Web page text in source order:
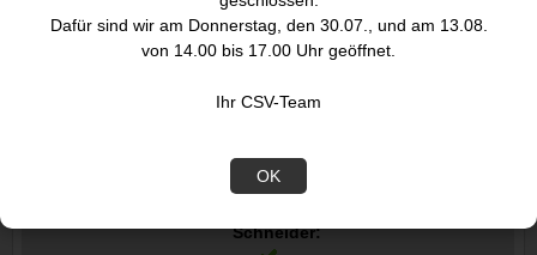
Dafür sind wir am Donnerstag, den 30.07., und am 13.08.
von 14.00 bis 17.00 Uhr geöffnet.
Ihr CSV-Team
OK
Bluetooth-Version:
5.0
Schalldruckpegel Druck:
Schneider: